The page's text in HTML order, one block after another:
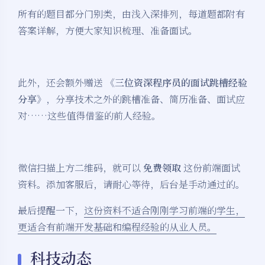
所有的题目都分门别类，由浅入深排列，每道题都附有
答案详解，方便大家知识梳理、准备面试。
此外，还会额外赠送 《三位资深程序员的面试跳槽经验
分享》 ，分享技术之外的跳槽准备、简历准备、面试应
对……这些值得借鉴的前人经验。
微信扫描上方二维码，就可以免费领取这份前端面试
资料。添加客服后，请耐心等待，后台是手动通过的。
最后提醒一下， 这份资料不适合刚刚学习前端的学生，
更适合有前端开发基础和编程经验的从业人员。
科技动态